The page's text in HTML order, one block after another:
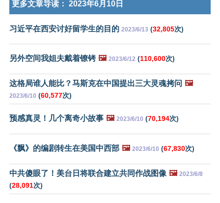
更多文章导读： 2023年6月10日
习近平在西安讨好留学生的目的 2023/6/13 (32,805次)
另外空间我姐夫戴着镣铐 🖼️ 2023/6/12 (110,600次)
这格局谁人能比？马斯克在中国提出三大灵魂拷问 🖼️
2023/6/10 (60,577次)
预感真灵！几个离奇小故事 🖼️ 2023/6/10 (70,194次)
《飘》的编剧转生在美国中西部 🖼️ 2023/6/10 (67,830次)
中共傻眼了！美台日将联合建立共同作战图像 🖼️ 2023/6/8
(28,091次)